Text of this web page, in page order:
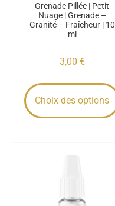
Grenade Pillée | Petit
Nuage | Grenade –
Granité – Fraîcheur | 10
ml
3,00 €
Choix des options